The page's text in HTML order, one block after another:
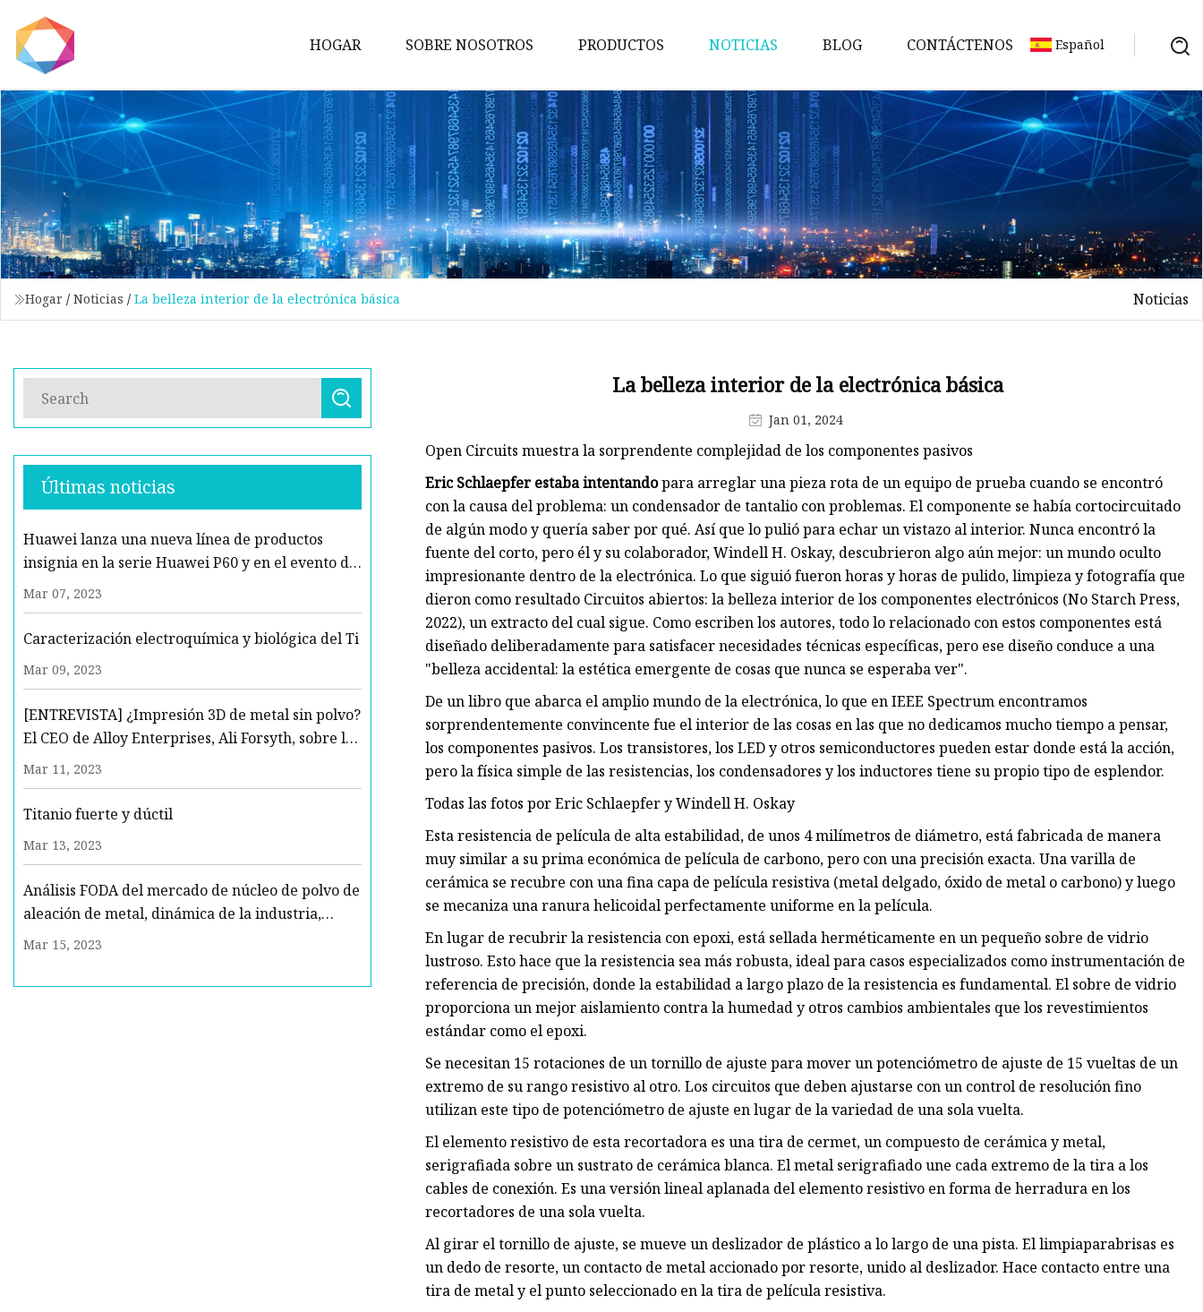
HOGAR SOBRE NOSOTROS PRODUCTOS
Bobina de inmersión
Bobina SMD
Núcleo magnético
bobinas
Transformador electrónico
Inductor
Núcleo de ferrita Ni-Zn
Transformador encapsulado
Transformador de corriente
Núcleo de polvo de aleación
Núcleo de ferrita Mn-Zn
NOTICIAS BLOG CONTÁCTENOS Español
Hogar / Noticias / La belleza interior de la electrónica básica Noticias
Últimas noticias
Huawei lanza una nueva línea de productos
insignia en la serie Huawei P60 y en el evento de
lanzamiento de productos insignia en la región
MEA
Mar 07, 2023
Caracterización electroquímica y biológica del Ti
Mar 09, 2023
[ENTREVISTA] ¿Impresión 3D de metal sin polvo?
El CEO de Alloy Enterprises, Ali Forsyth, sobre la
disrupción de una industria de $ 75 mil millones
Mar 11, 2023
Titanio fuerte y dúctil
Mar 13, 2023
Análisis FODA del mercado de núcleo de polvo de
aleación de metal, dinámica de la industria,
oportunidades de crecimiento y pronóstico de
Mar 15, 2023
La belleza interior de la electrónica básica
Jan 01, 2024
Open Circuits muestra la sorprendente complejidad de los componentes pasivos
Eric Schlaepfer estaba intentandopara arreglar una pieza rota de un equipo de prueba cuando se encontró
con la causa del problema: un condensador de tantalio con problemas. El componente se había cortocircuitado
de algún modo y quería saber por qué. Así que lo pulió para echar un vistazo al interior. Nunca encontró la
fuente del corto, pero él y su colaborador, Windell H. Oskay, descubrieron algo aún mejor: un mundo oculto
impresionante dentro de la electrónica. Lo que siguió fueron horas y horas de pulido, limpieza y fotografía que
dieron como resultado Circuitos abiertos: la belleza interior de los componentes electrónicos (No Starch Press,
2022), un extracto del cual sigue. Como escriben los autores, todo lo relacionado con estos componentes está
diseñado deliberadamente para satisfacer necesidades técnicas específicas, pero ese diseño conduce a una
"belleza accidental: la estética emergente de cosas que nunca se esperaba ver".
De un libro que abarca el amplio mundo de la electrónica, lo que en IEEE Spectrum encontramos
sorprendentemente convincente fue el interior de las cosas en las que no dedicamos mucho tiempo a pensar,
los componentes pasivos. Los transistores, los LED y otros semiconductores pueden estar donde está la acción,
pero la física simple de las resistencias, los condensadores y los inductores tiene su propio tipo de esplendor.
Todas las fotos por Eric Schlaepfer y Windell H. Oskay
Esta resistencia de película de alta estabilidad, de unos 4 milímetros de diámetro, está fabricada de manera
muy similar a su prima económica de película de carbono, pero con una precisión exacta. Una varilla de
cerámica se recubre con una fina capa de película resistiva (metal delgado, óxido de metal o carbono) y luego
se mecaniza una ranura helicoidal perfectamente uniforme en la película.
En lugar de recubrir la resistencia con epoxi, está sellada herméticamente en un pequeño sobre de vidrio
lustroso. Esto hace que la resistencia sea más robusta, ideal para casos especializados como instrumentación de
referencia de precisión, donde la estabilidad a largo plazo de la resistencia es fundamental. El sobre de vidrio
proporciona un mejor aislamiento contra la humedad y otros cambios ambientales que los revestimientos
estándar como el epoxi.
Se necesitan 15 rotaciones de un tornillo de ajuste para mover un potenciómetro de ajuste de 15 vueltas de un
extremo de su rango resistivo al otro. Los circuitos que deben ajustarse con un control de resolución fino
utilizan este tipo de potenciómetro de ajuste en lugar de la variedad de una sola vuelta.
El elemento resistivo de esta recortadora es una tira de cermet, un compuesto de cerámica y metal,
serigrafiada sobre un sustrato de cerámica blanca. El metal serigrafiado une cada extremo de la tira a los
cables de conexión. Es una versión lineal aplanada del elemento resistivo en forma de herradura en los
recortadores de una sola vuelta.
Al girar el tornillo de ajuste, se mueve un deslizador de plástico a lo largo de una pista. El limpiaparabrisas es
un dedo de resorte, un contacto de metal accionado por resorte, unido al deslizador. Hace contacto entre una
tira de metal y el punto seleccionado en la tira de película resistiva.